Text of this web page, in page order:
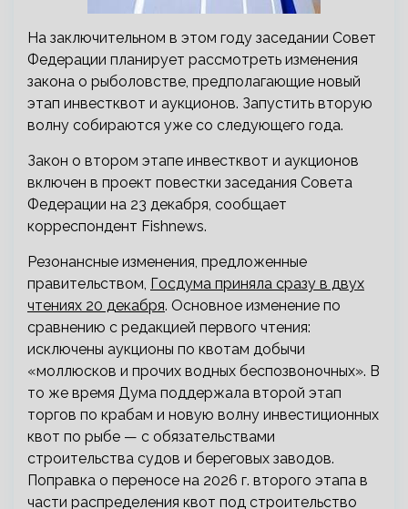
На заключительном в этом году заседании Совет
Федерации планирует рассмотреть изменения
закона о рыболовстве, предполагающие новый
этап инвестквот и аукционов. Запустить вторую
волну собираются уже со следующего года.
Закон о втором этапе инвестквот и аукционов
включен в проект повестки заседания Совета
Федерации на 23 декабря, сообщает
корреспондент Fishnews.
Резонансные изменения, предложенные
правительством, Госдума приняла сразу в двух
чтениях 20 декабря. Основное изменение по
сравнению с редакцией первого чтения:
исключены аукционы по квотам добычи
«моллюсков и прочих водных беспозвоночных». В
то же время Дума поддержала второй этап
торгов по крабам и новую волну инвестиционных
квот по рыбе — с обязательствами
строительства судов и береговых заводов.
Поправка о переносе на 2026 г. второго этапа в
части распределения квот под строительство